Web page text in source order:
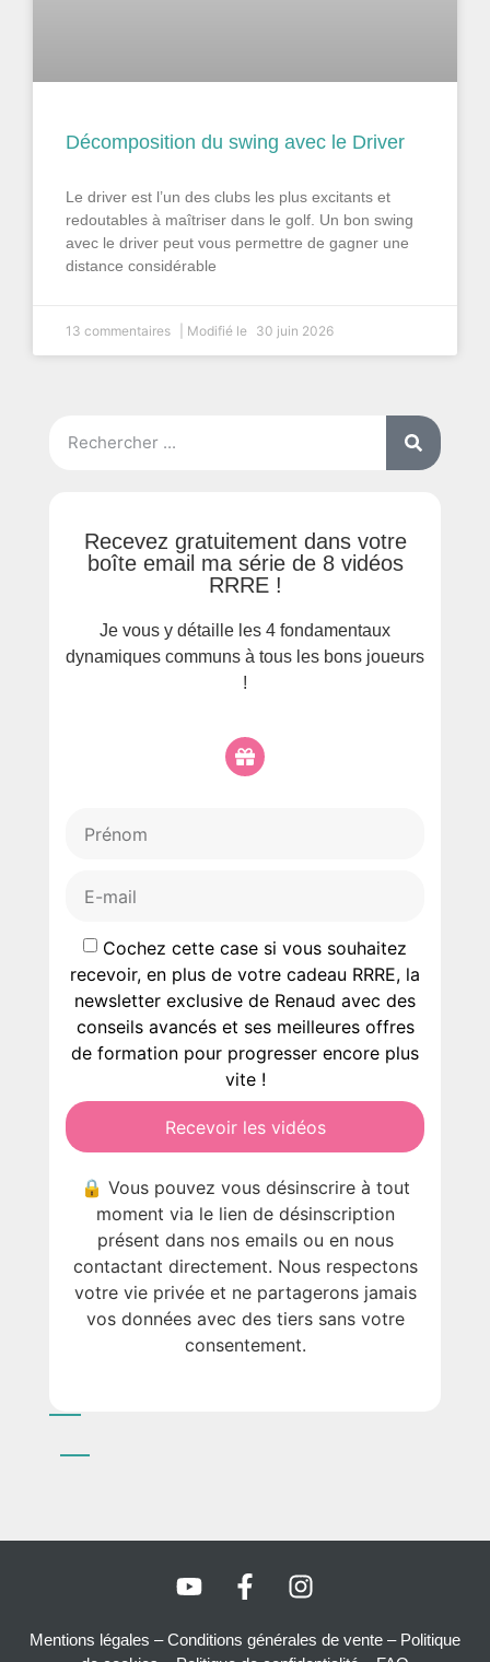
Décomposition du swing avec le Driver
Le driver est l’un des clubs les plus excitants et
redoutables à maîtriser dans le golf. Un bon swing
avec le driver peut vous permettre de gagner une
distance considérable
13 commentaires 30 juin 2026
Recevez gratuitement dans votre
boîte email ma série de 8 vidéos
RRRE !
Je vous y détaille les 4 fondamentaux
dynamiques communs à tous les bons joueurs
!
Cochez cette case si vous souhaitez
recevoir, en plus de votre cadeau RRRE, la
newsletter exclusive de Renaud avec des
conseils avancés et ses meilleures offres
de formation pour progresser encore plus
vite !
Recevoir les vidéos
🔒 Vous pouvez vous désinscrire à tout
moment via le lien de désinscription
présent dans nos emails ou en nous
contactant directement. Nous respectons
votre vie privée et ne partagerons jamais
vos données avec des tiers sans votre
consentement.
Mentions légales –Conditions générales de vente – Politique